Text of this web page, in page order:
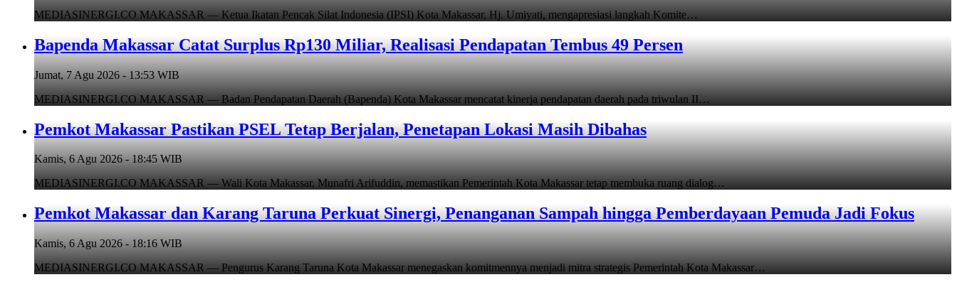
MEDIASINERGI.CO MAKASSAR — Ketua Ikatan Pencak Silat Indonesia (IPSI) Kota Makassar, Hj. Umiyati, mengapresiasi langkah Komite…
Bapenda Makassar Catat Surplus Rp130 Miliar, Realisasi Pendapatan Tembus 49 Persen
Jumat, 7 Agu 2026 - 13:53 WIB
MEDIASINERGI.CO MAKASSAR — Badan Pendapatan Daerah (Bapenda) Kota Makassar mencatat kinerja pendapatan daerah pada triwulan II…
Pemkot Makassar Pastikan PSEL Tetap Berjalan, Penetapan Lokasi Masih Dibahas
Kamis, 6 Agu 2026 - 18:45 WIB
MEDIASINERGI.CO MAKASSAR — Wali Kota Makassar, Munafri Arifuddin, memastikan Pemerintah Kota Makassar tetap membuka ruang dialog…
Pemkot Makassar dan Karang Taruna Perkuat Sinergi, Penanganan Sampah hingga Pemberdayaan Pemuda Jadi Fokus
Kamis, 6 Agu 2026 - 18:16 WIB
MEDIASINERGI.CO MAKASSAR — Pengurus Karang Taruna Kota Makassar menegaskan komitmennya menjadi mitra strategis Pemerintah Kota Makassar…